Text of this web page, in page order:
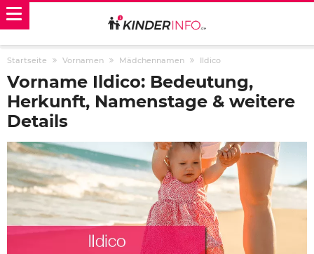
Startseite Vornamen Mädchennamen Ildico
Vorname Ildico: Bedeutung,
Herkunft, Namenstage & weitere
Details